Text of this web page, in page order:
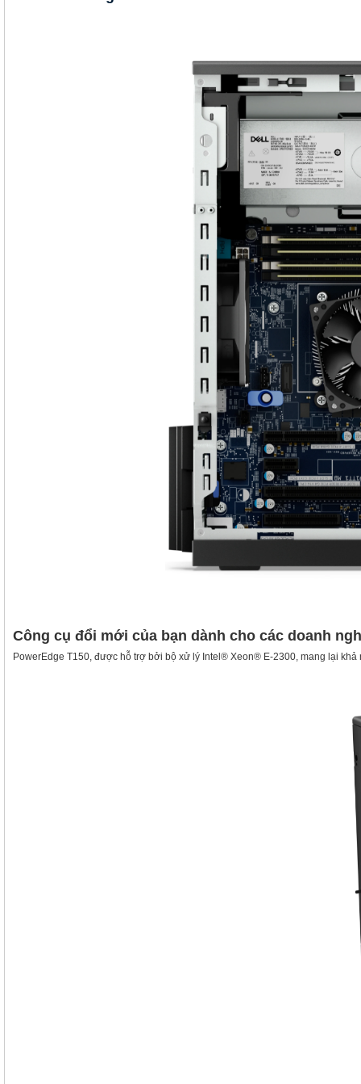
Công cụ đổi mới của bạn dành cho các doanh
PowerEdge T150, được hỗ trợ bởi bộ xử lý Intel® Xeon® E-2300, mang lại